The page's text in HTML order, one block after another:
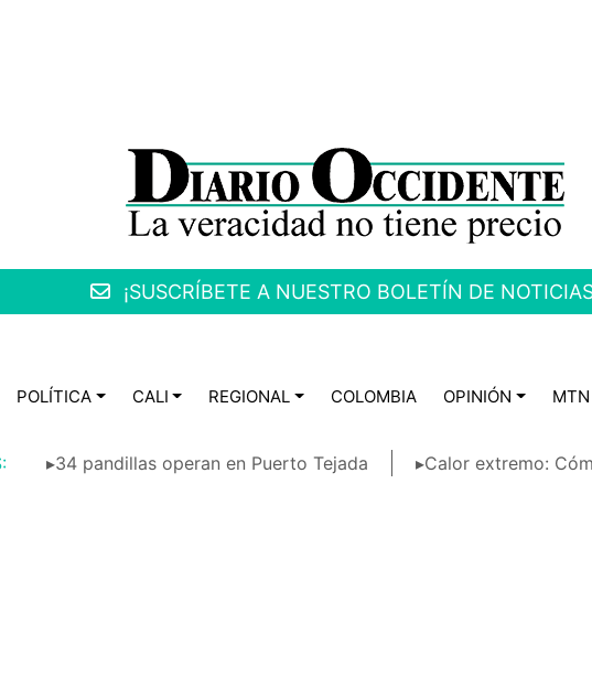
¡SUSCRÍBETE A NUESTRO BOLETÍN DE
POLÍTICA CALI REGIONAL COLOMBIA OPINIÓN MTN
▸34 pandillas operan en Puerto Tejada ▸Calor extremo: